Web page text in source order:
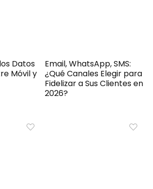
Datos
Móvil y
Email, WhatsApp, SMS:
¿Qué Canales Elegir para
Fidelizar a Sus Clientes en
2026?